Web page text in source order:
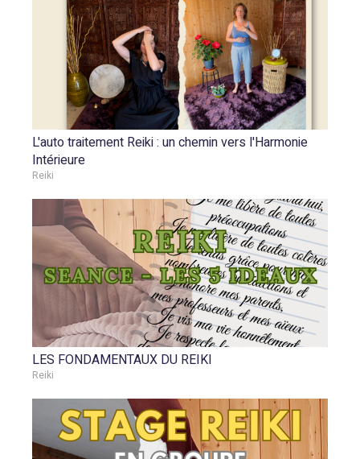
L'auto traitement Reiki : un chemin vers l'Harmonie
Intérieure
Reiki
LES FONDAMENTAUX DU REIKI
Reiki